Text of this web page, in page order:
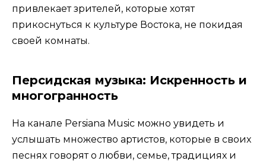
привлекает зрителей, которые хотят
прикоснуться к культуре Востока, не покидая
своей комнаты.
Персидская музыка: Искренность и
многогранность
На канале Persiana Music можно увидеть и
услышать множество артистов, которые в своих
песнях говорят о любви, семье, традициях и